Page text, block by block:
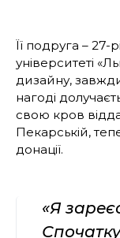
Її подруга – 27-
університеті
дизайну,
нагоді
свою кров
Пекарській,
донації.
«Я